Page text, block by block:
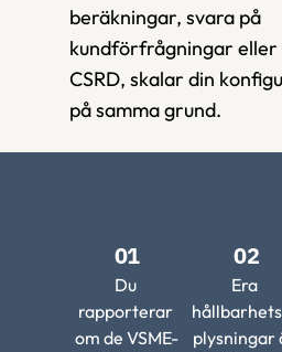
beräkningar, svara på
kundförfrågningar
CSRD, skalar din
på samma grund.
01
Du
rapporterar
om de VSME-
02
Era
plysningar